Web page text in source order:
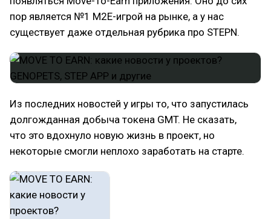
пор является №1 M2E-игрой на рынке, а у нас
существует даже отдельная рубрика про STEPN.
Из последних новостей у игры то, что запустилась
долгожданная добыча токена GMT. Не сказать,
что это вдохнуло новую жизнь в проект, но
некоторые смогли неплохо заработать на старте.